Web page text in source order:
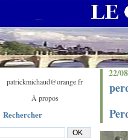
patrickmichaud@orange.fr
À propos
Rechercher
22/